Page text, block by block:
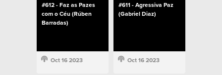
#612 - Faz as Pazes
com o Céu (Rúben
Barradas)
Oct 16 2023
#611 - Agressiva Paz
(Gabriel Diaz)
Oct 16 2023